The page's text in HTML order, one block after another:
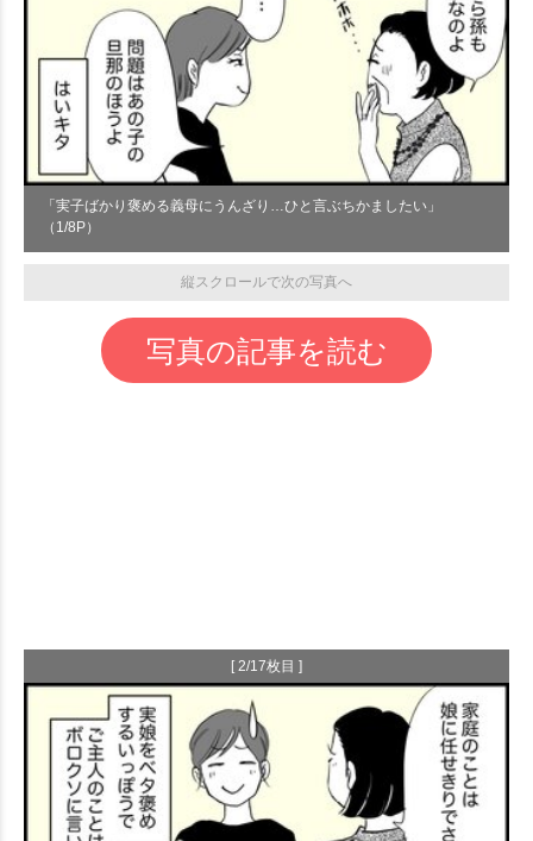
「実子ばかり褒める義母にうんざり…ひと言ぶちかましたい」
（1/8P）
縦スクロールで次の写真へ
写真の記事を読む
[ 2/17枚目 ]